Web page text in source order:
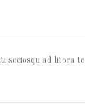
ad litora